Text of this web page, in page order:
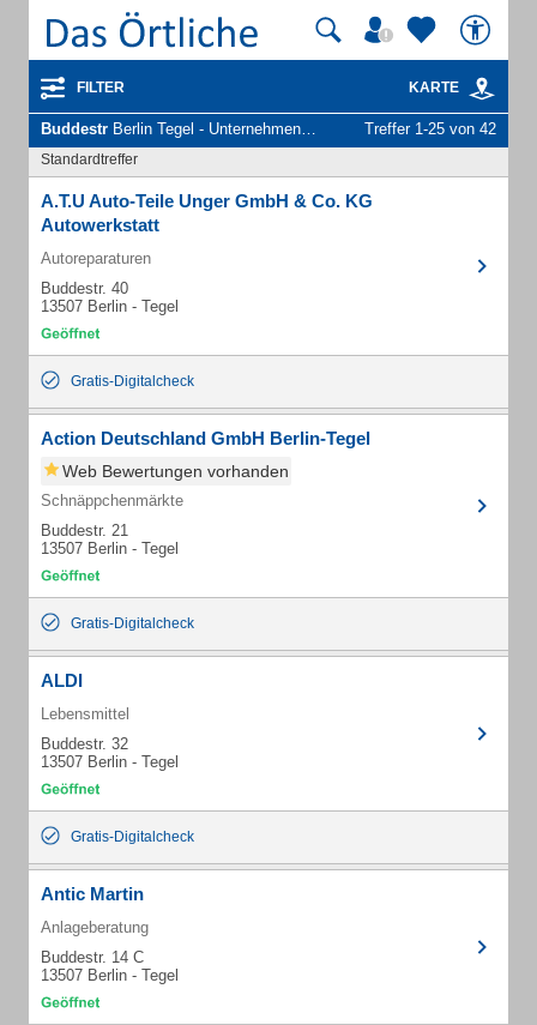
FILTER KARTE
Buddestr Berlin Tegel - Unternehmen und Personen Treffer 1-25 von 42
Standardtreffer
A.T.U Auto-Teile Unger GmbH & Co. KG
Autowerkstatt
Autoreparaturen
Buddestr. 40
13507 Berlin - Tegel
Gratis-Digitalcheck
Action Deutschland GmbH Berlin-Tegel
Web Bewertungen vorhanden
Schnäppchenmärkte
Buddestr. 21
13507 Berlin - Tegel
Gratis-Digitalcheck
ALDI
Lebensmittel
Buddestr. 32
13507 Berlin - Tegel
Gratis-Digitalcheck
Antic Martin
Anlageberatung
Buddestr. 14 C
13507 Berlin - Tegel